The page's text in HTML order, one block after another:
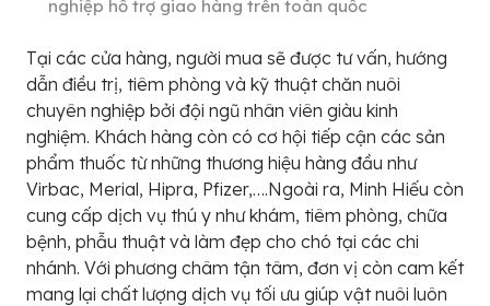
nghiệp hỗ trợ giao hàng trên toàn quốc
Tại các cửa hàng, người mua sẽ được tư vấn, hướng
dẫn điều trị, tiêm phòng và kỹ thuật chăn nuôi
chuyên nghiệp bởi đội ngũ nhân viên giàu kinh
nghiệm. Khách hàng còn có cơ hội tiếp cận các sản
phẩm thuốc từ những thương hiệu hàng đầu như
Virbac, Merial, Hipra, Pfizer,….Ngoài ra, Minh Hiếu còn
cung cấp dịch vụ thú y như khám, tiêm phòng, chữa
bệnh, phẫu thuật và làm đẹp cho chó tại các chi
nhánh. Với phương châm tận tâm, đơn vị còn cam kết
mang lại chất lượng dịch vụ tối ưu giúp vật nuôi luôn